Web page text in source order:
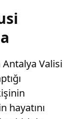
Antalya Valisi
hayatını